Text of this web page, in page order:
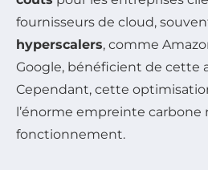
fournisseurs de cloud,
hyperscalers, comme
Google, bénéficient de cette
Cependant, cette
l’énorme empreinte
fonctionnement.